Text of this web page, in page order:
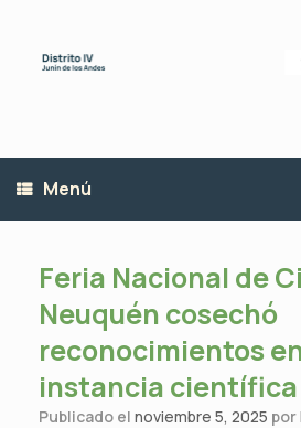
contenido
Menú
Feria Nacional de
Neuquén cosechó
reconocimientos
instancia científica
Publicado el noviembre 5, 2025 por